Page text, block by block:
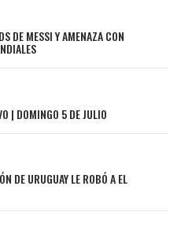
DE MESSI Y AMENAZA CON
| DOMINGO 5 DE JULIO
DE URUGUAY LE ROBÓ A EL